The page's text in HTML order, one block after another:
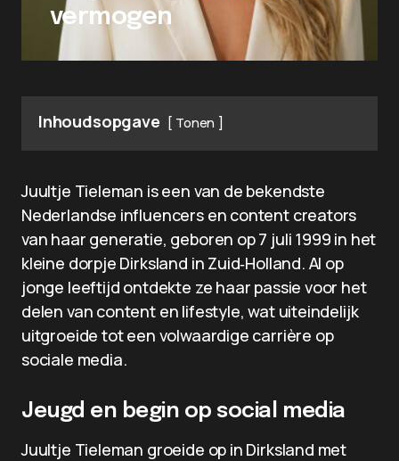
vermogen
Inhoudsopgave Tonen
Juultje Tieleman is een van de bekendste
Nederlandse influencers en content creators
van haar generatie, geboren op 7 juli 1999 in het
kleine dorpje Dirksland in Zuid‑Holland. Al op
jonge leeftijd ontdekte ze haar passie voor het
delen van content en lifestyle, wat uiteindelijk
uitgroeide tot een volwaardige carrière op
sociale media.
Jeugd en begin op social media
Juultje Tieleman groeide op in Dirksland met